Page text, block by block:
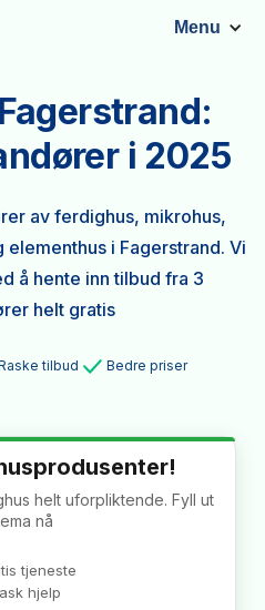
Menu
i 2025
av ferdighus, mikrohus,
i Fagerstrand. Vi
å hente inn tilbud fra 3
helt gratis
tilbud Bedre priser
helt uforpliktende. Fyll ut
nå
tjeneste
hjelp